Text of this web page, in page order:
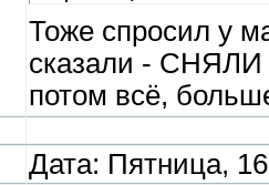
Тоже спросил у
сказали -
потом всё,
Дата: Пятница,